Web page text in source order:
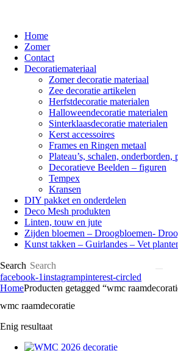
Home
Zomer
Contact
Decoratiemateriaal
Zomer decoratie materiaal
Zee decoratie artikelen
Herfstdecoratie materialen
Halloweendecoratie materialen
Sinterklaasdecoratie materialen
Kerst accessoires
Frames en Ringen metaal
Plateau’s, schalen, onderborden,
Decoratieve Beelden – figuren
Tempex
Kransen
DIY pakket en onderdelen
Deco Mesh produkten
Linten, touw en jute
Zijden bloemen – Droogbloemen-
Kunst takken – Guirlandes – Vet
Search
facebook-1instagrampinterest-circled
HomeProducten getagged “wmc
wmc raamdecoratie
Enig resultaat